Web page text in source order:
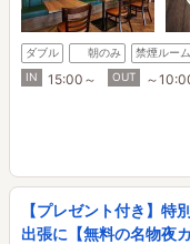
ダブル 朝のみ
禁煙ルーム
IN
15:00～ OUT ～
【プレゼント付き】特
出張に【無料の名物夜